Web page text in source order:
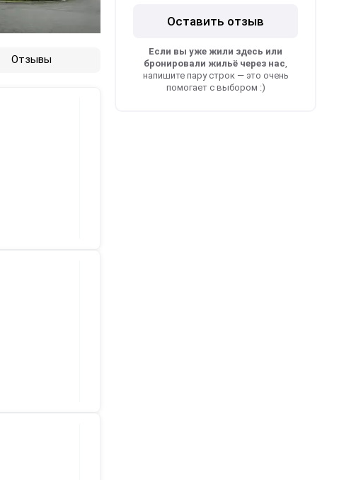
Отзывы
Оставить отзыв
Если вы уже жили здесь или
бронировали жильё через нас,
напишите пару строк — это очень
помогает с выбором :)